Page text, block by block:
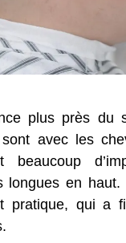
plus près du
avec les
beaucoup
longues en haut.
pratique, qui a